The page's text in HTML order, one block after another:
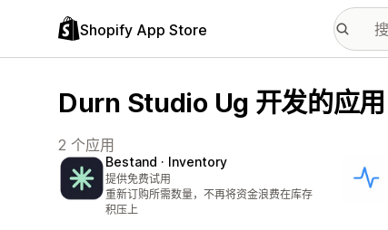
Shopify App Store
Durn Studio Ug 开发的应用
2 个应用
Bestand · Inventory
提供免费试用
重新订购所需数量，不再将资金浪费在库存
积压上